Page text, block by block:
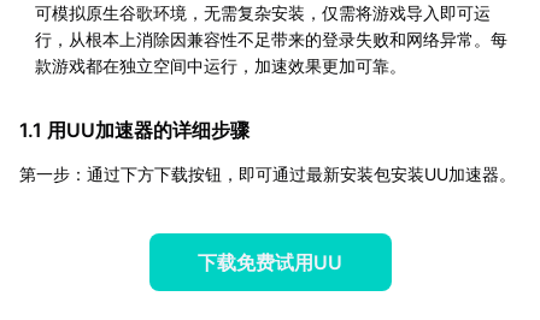
可模拟原生谷歌环境，无需复杂安装，仅需将游戏导入即可运
行，从根本上消除因兼容性不足带来的登录失败和网络异常。每
款游戏都在独立空间中运行，加速效果更加可靠。
1.1 用UU加速器的详细步骤
第一步：通过下方下载按钮，即可通过最新安装包安装UU加速器。
下载免费试用UU